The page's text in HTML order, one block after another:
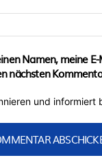
Namen, meine
nächsten
und informiert